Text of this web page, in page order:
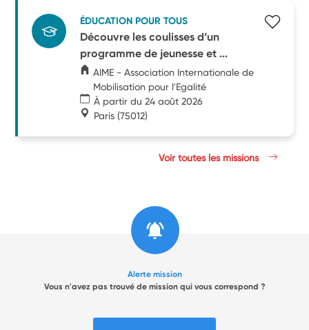
ÉDUCATION POUR TOUS
Découvre les coulisses d’un
programme de jeunesse et ...
AIME - Association Internationale de
Mobilisation pour l'Egalité
À partir du 24 août 2026
Paris (75012)
Voir toutes les missions
Alerte mission
Vous n'avez pas trouvé de mission qui vous correspond ?